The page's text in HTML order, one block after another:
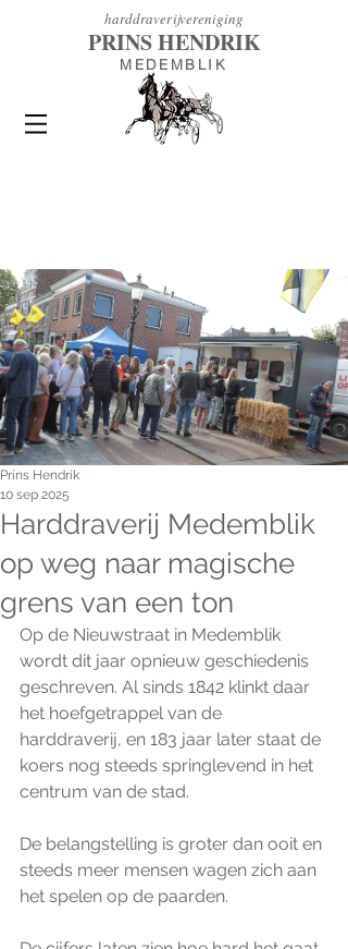
harddraverijvereniging
PRINS HENDRIK
MEDEMBLIK
Harddraverij Medemblik
op weg naar magische
grens van een ton
Prins Hendrik
10 sep 2025
Op de Nieuwstraat in Medemblik
wordt dit jaar opnieuw geschiedenis
geschreven. Al sinds 1842 klinkt daar
het hoefgetrappel van de
harddraverij, en 183 jaar later staat de
koers nog steeds springlevend in het
centrum van de stad.
De belangstelling is groter dan ooit en
steeds meer mensen wagen zich aan
het spelen op de paarden.